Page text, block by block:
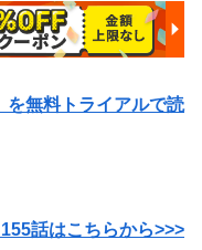
を無料トライアルで読
話はこちらから>>>